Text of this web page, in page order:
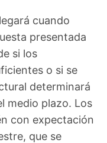
cuando
presentada
si los
o si se
determinará
medio plazo. Los
con expectación
que se